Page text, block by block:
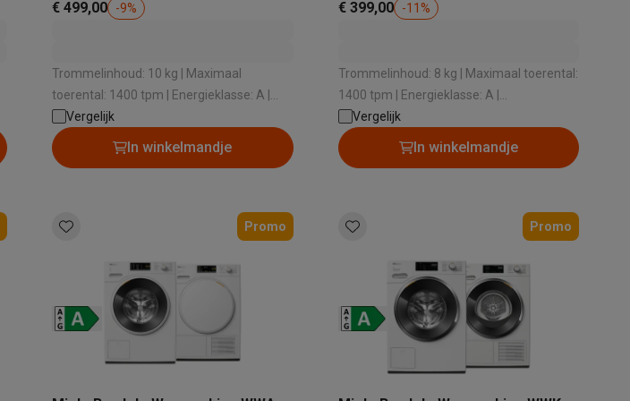
€ 499,00
-9%
Trommelinhoud: 10 kg | Maximaal
toerental: 1400 tpm | Energieklasse: A |
Type motor: Inductie | Automatische
beladingsherkenning: Ja, elektronisch
Vergelijk
In winkelmandje
€ 399,00
-11 %
Trommelinhoud: 8 kg | Maximaal toerental:
1400 tpm | Energieklasse: A |
Geluidsniveau bij het zwieren: 72 dB |
Dosering wasmiddel: Handmatig
Vergelijk
In winkelmandje
Promo Promo